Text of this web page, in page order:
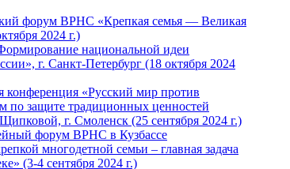
форум ВРНС «Крепкая семья — Великая
2024 г.)
национальной идеи
г. Санкт-Петербург (18 октября 2024
конференция «Русский мир против
по защите традиционных ценностей
г. Смоленск (25 сентября 2024 г.)
форум ВРНС в Кузбассе
многодетной семьи – главная задача
(3-4 сентября 2024 г.)